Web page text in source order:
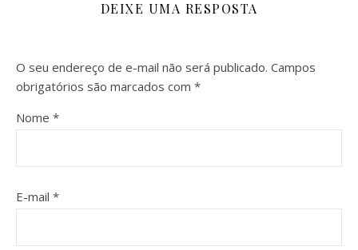
DEIXE UMA RESPOSTA
O seu endereço de e-mail não será publicado. Campos
obrigatórios são marcados com *
Nome *
E-mail *